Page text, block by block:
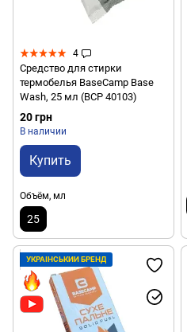
4
Средство для стирки
термобелья BaseCamp Base
Wash, 25 мл (BCP 40103)
20 грн
В наличии
Купить
Объём, мл
25
УКРАЇНСЬКИЙ БРЕНД